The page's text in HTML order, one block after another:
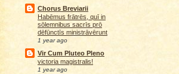
Chorus Breviarii
Habēmus frātrēs, quī in
sōlemnibus sacrīs prō
dēfūnctīs ministrāvērunt
1 year ago
Vir Cum Pluteo Pleno
victoria magistralis!
1 year ago